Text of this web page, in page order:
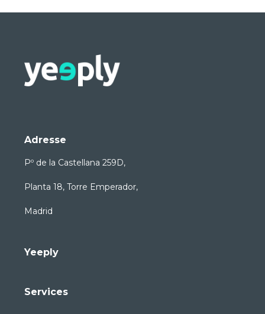
Adresse
Pº de la Castellana 259D,
Planta 18, Torre Emperador,
Madrid
Yeeply
Services